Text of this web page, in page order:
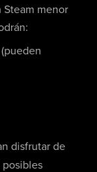
Steam menor
disfrutar de